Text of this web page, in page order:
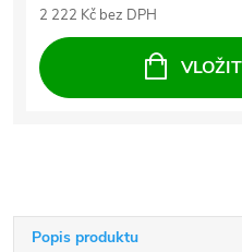
2 222 Kč bez DPH
Popis produktu